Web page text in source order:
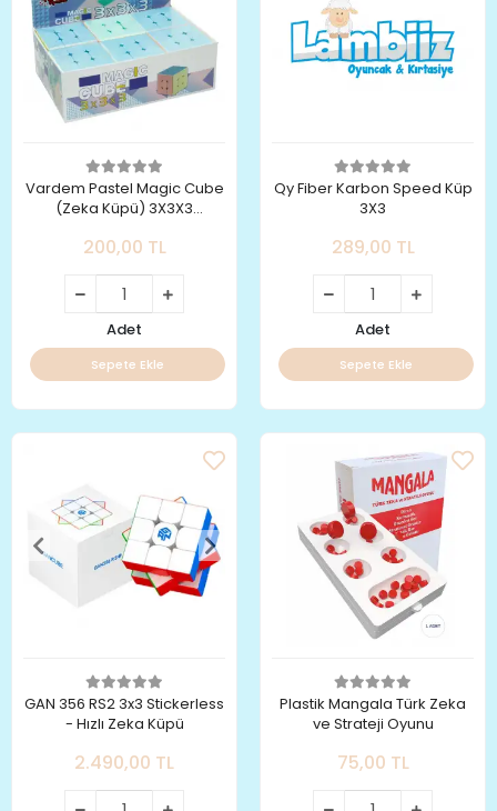
Vardem Pastel Magic Cube
(Zeka Küpü) 3X3X3
200,00 TL
Adet
Sepete Ekle
Qy Fiber Karbon Speed Küp
3X3
289,00 TL
Adet
Sepete Ekle
GAN 356 RS2 3x3 Stickerless
- Hızlı Zeka Küpü
2.490,00 TL
Plastik Mangala Türk Zeka
ve Strateji Oyunu
75,00 TL